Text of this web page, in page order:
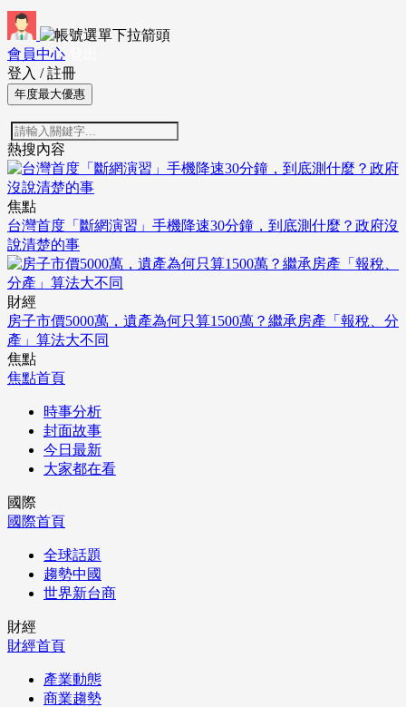
會員中心
登入 / 註冊
年度最大優惠
熱搜內容
焦點
台灣首度「斷網演習」手機降速30分鐘，到底測什麼？政府沒
說清楚的事
財經
房子市價5000萬，遺產為何只算1500萬？繼承房產「報稅、分
產」算法大不同
焦點
焦點首頁
時事分析
封面故事
今日最新
大家都在看
國際
國際首頁
全球話題
趨勢中國
世界新台商
財經
財經首頁
產業動態
商業趨勢